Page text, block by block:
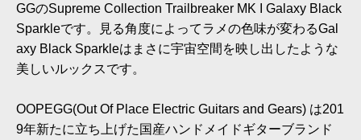
GGのSupreme Collection Trailbreaker MK I Galaxy Black
Sparkleです。見る角度によってラメの色味が変わるGal
axy Black Sparkleはまさに宇宙空間を映し出したような
美しいルックスです。
OOPEGG(Out Of Place Electric Guitars and Gears) は201
9年新たに立ち上げた国産ハンドメイドギターブランド